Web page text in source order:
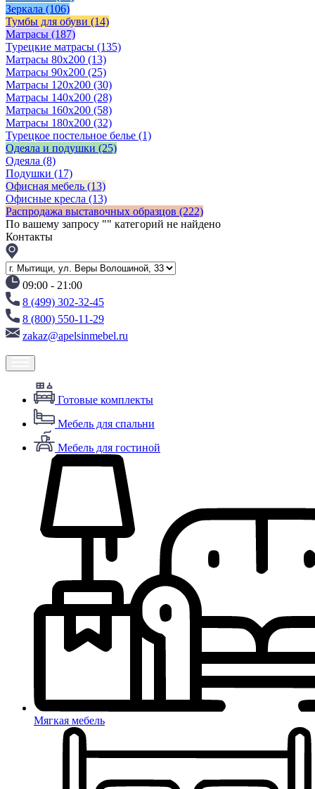
Зеркала (106)
Тумбы для обуви (14)
Матрасы (187)
Турецкие матрасы (135)
Матрасы 80x200 (13)
Матрасы 90х200 (25)
Матрасы 120х200 (30)
Матрасы 140х200 (28)
Матрасы 160х200 (58)
Матрасы 180х200 (32)
Турецкое постельное белье (1)
Одеяла и подушки (25)
Одеяла (8)
Подушки (17)
Офисная мебель (13)
Офисные кресла (13)
Распродажа выставочных образцов (222)
По вашему запросу "" категорий не найдено
Контакты
09:00 - 21:00
8 (499) 302-32-45
8 (800) 550-11-29
zakaz@apelsinmebel.ru
Готовые комплекты
Мебель для спальни
Мебель для гостиной
Мягкая мебель